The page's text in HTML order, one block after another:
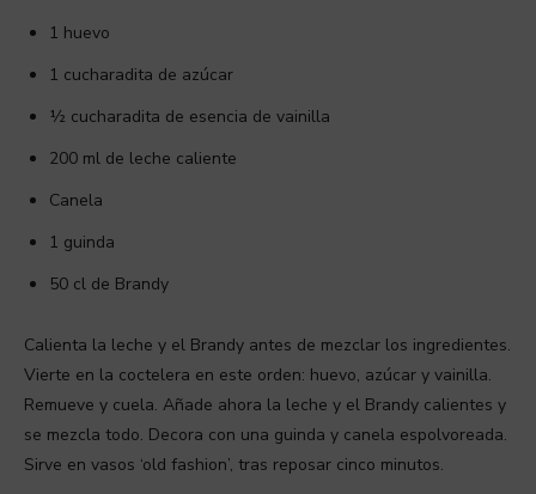
1 huevo
1 cucharadita de azúcar
½ cucharadita de esencia de vainilla
200 ml de leche caliente
Canela
1 guinda
50 cl de Brandy
Calienta la leche y el Brandy antes de mezclar los ingredientes.
Vierte en la coctelera en este orden: huevo, azúcar y vainilla.
Remueve y cuela. Añade ahora la leche y el Brandy calientes y
se mezcla todo. Decora con una guinda y canela espolvoreada.
Sirve en vasos ‘old fashion’, tras reposar cinco minutos.